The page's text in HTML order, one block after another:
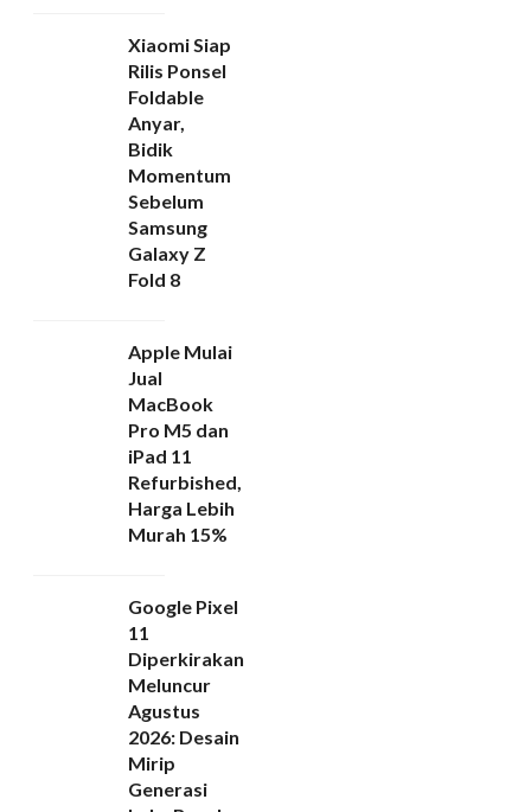
Xiaomi Siap
Rilis Ponsel
Foldable
Anyar,
Bidik
Momentum
Sebelum
Samsung
Galaxy Z
Fold 8
Apple Mulai
Jual
MacBook
Pro M5 dan
iPad 11
Refurbished,
Harga Lebih
Murah 15%
Google Pixel
11
Diperkirakan
Meluncur
Agustus
2026: Desain
Mirip
Generasi